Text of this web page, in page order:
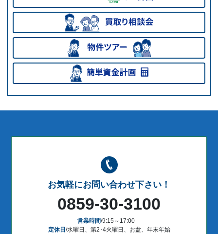
お気軽にお問い合わせ下さい！
0859-30-3100
営業時間/9:15～17:00
定休日 /水曜日、第2･4火曜日、お盆、年末年始